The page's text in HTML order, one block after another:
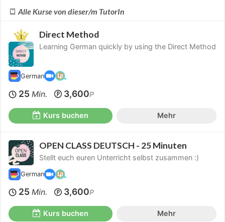
Alle Kurse von dieser/m TutorIn
Direct Method
Learning German quickly by using the Direct Method
German
25 Min. 3,600P
Kurs buchen Mehr
OPEN CLASS DEUTSCH - 25 Minuten
Stellt euch euren Unterricht selbst zusammen :)
German
25 Min. 3,600P
Kurs buchen Mehr